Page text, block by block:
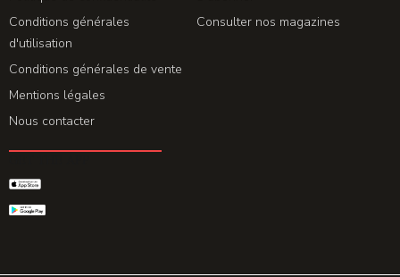
Conditions générales
d'utilisation
Conditions générales de vente
Mentions légales
Nous contacter
Consulter nos magazines